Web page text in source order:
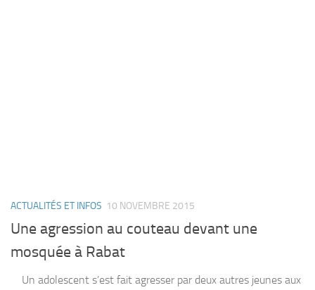
ACTUALITÉS ET INFOS 10 NOVEMBRE 2015
Une agression au couteau devant une
mosquée à Rabat
Un adolescent s’est fait agresser par deux autres jeunes aux